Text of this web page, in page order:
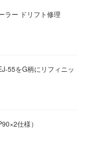
ラー ドリフト修理
55をG柄にリフィニッ
仕様）